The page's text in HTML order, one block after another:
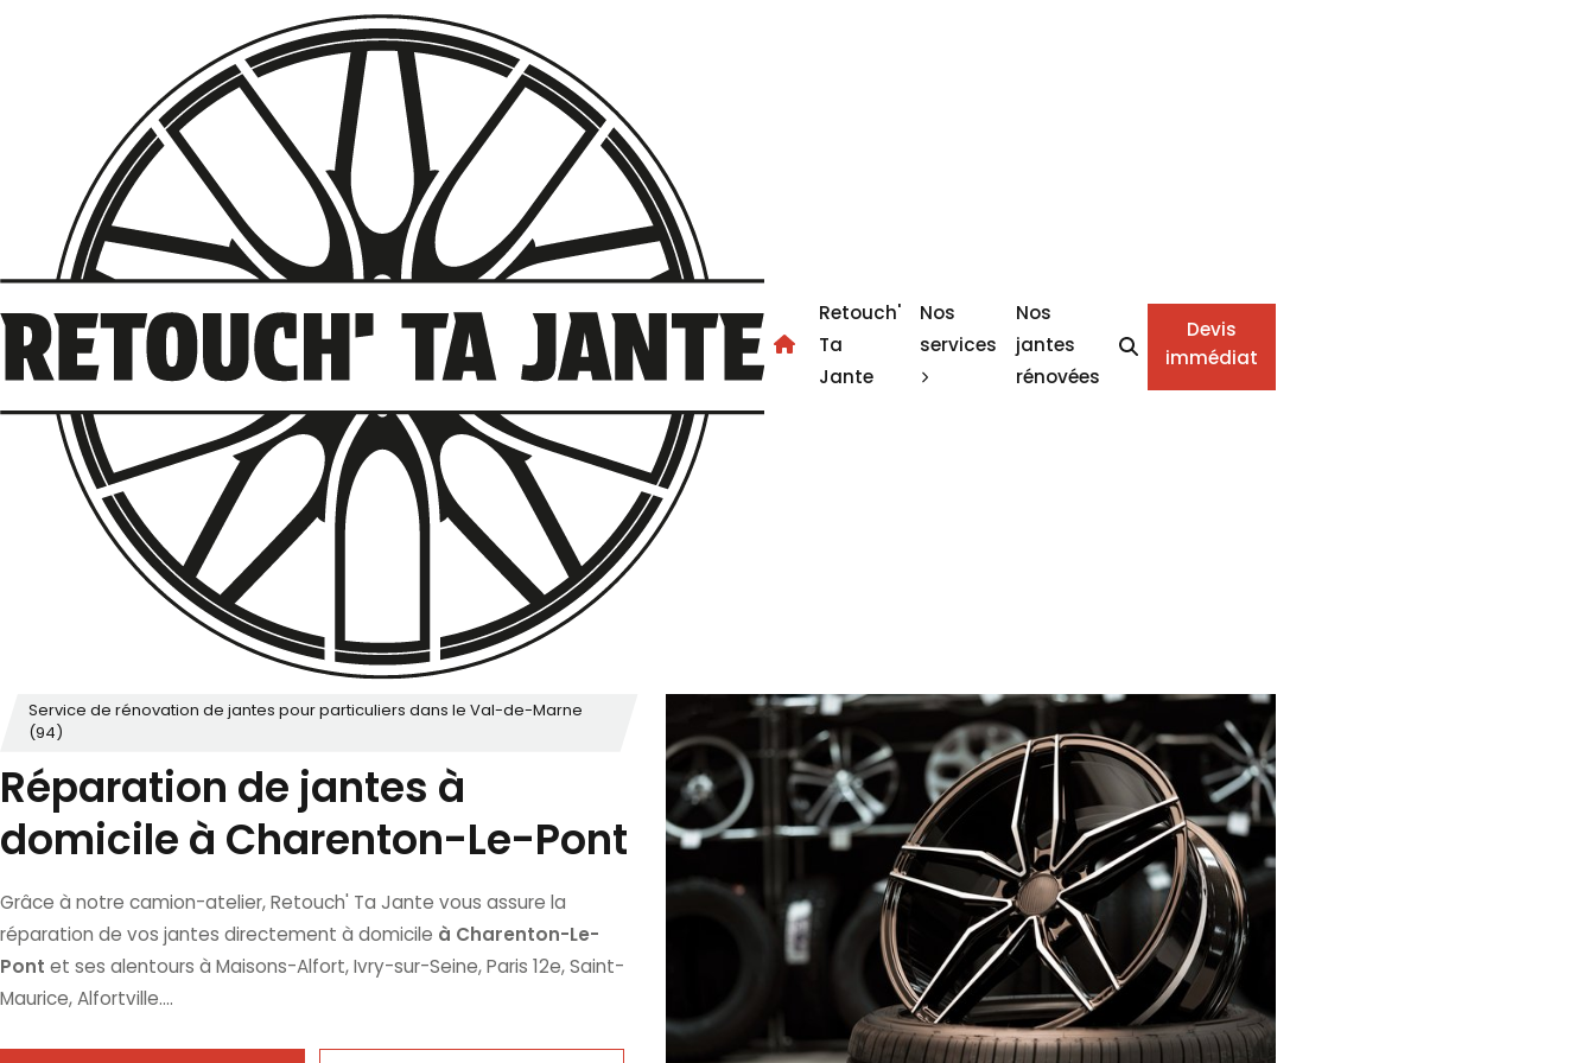
Retouch'
Ta
Jante
Nos
services
Nos
jantes
rénovées
Devis
immédiat
Réparation de jantes à
domicile à Charenton-Le-Pont
Service de rénovation de jantes pour particuliers dans le Val-de-Marne
(94)
Grâce à notre camion-atelier, Retouch' Ta Jante vous assure la
réparation de vos jantes directement à domicile à Charenton-Le-
Pont et ses alentours à Maisons-Alfort, Ivry-sur-Seine, Paris 12e, Saint-
Maurice, Alfortville....